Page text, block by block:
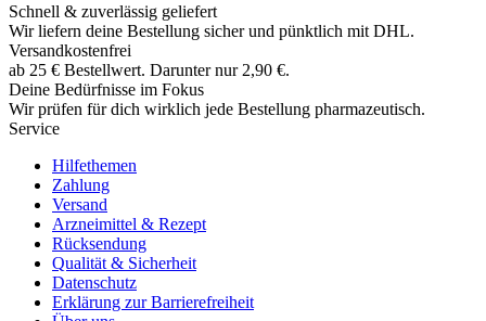
Schnell & zuverlässig geliefert
Wir liefern deine Bestellung sicher und pünktlich mit DHL.
Versandkostenfrei
ab 25 € Bestellwert. Darunter nur 2,90 €.
Deine Bedürfnisse im Fokus
Wir prüfen für dich wirklich jede Bestellung pharmazeutisch.
Service
Hilfethemen
Zahlung
Versand
Arzneimittel & Rezept
Rücksendung
Qualität & Sicherheit
Datenschutz
Erklärung zur Barrierefreiheit